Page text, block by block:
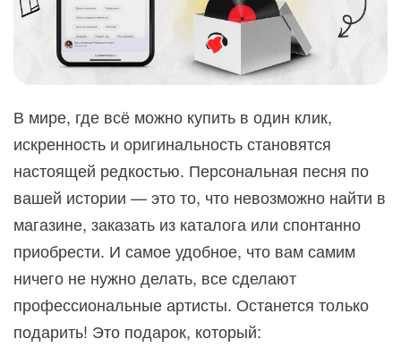
В мире, где всё можно купить в один клик,
искренность и оригинальность становятся
настоящей редкостью. Персональная песня по
вашей истории — это то, что невозможно найти в
магазине, заказать из каталога или спонтанно
приобрести. И самое удобное, что вам самим
ничего не нужно делать, все сделают
профессиональные артисты. Останется только
подарить! Это подарок, который: